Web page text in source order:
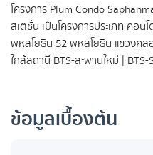
โครงการ Plum Condo
สเตชั่น เป็นโครงการประเภท คอ
พหลโยธิน 52 พหลโยธิน แขวงคล
ใกล้สถานี BTS-สะพานใหม่ |
ข้อมูลเบื้องต้น